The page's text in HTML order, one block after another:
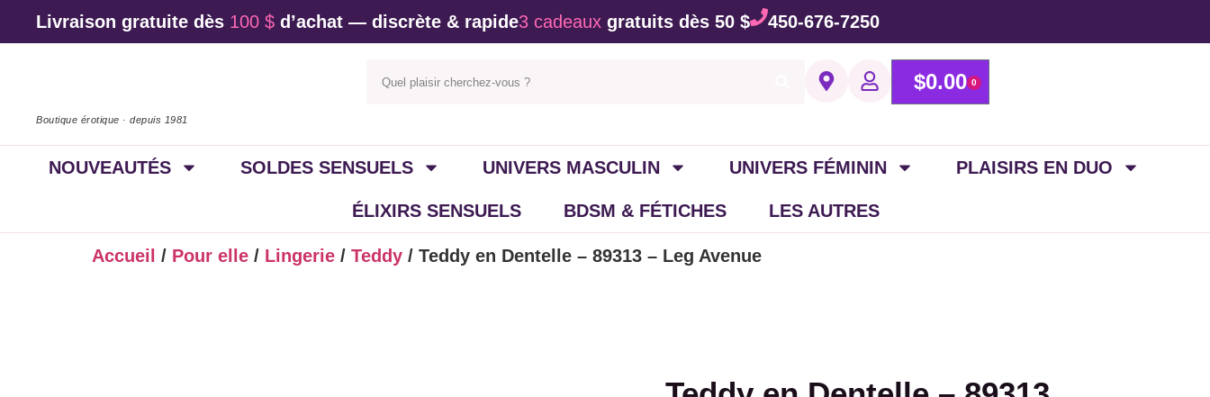
Livraison gratuite dès 100 $ d’achat — discrète & rapide3 cadeaux gratuits dès 50 $ 450-676-7250
Boutique érotique · depuis 1981
$0.00 0
NOUVEAUTÉS SOLDES SENSUELS UNIVERS MASCULIN UNIVERS FÉMININ PLAISIRS EN DUO
ÉLIXIRS SENSUELS BDSM & FÉTICHES LES AUTRES
Accueil / Pour elle / Lingerie / Teddy / Teddy en Dentelle – 89313 – Leg Avenue